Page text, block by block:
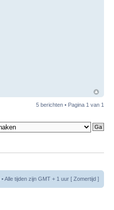
5 berichten • Pagina 1 van 1
• Alle tijden zijn GMT + 1 uur [ Zomertijd ]